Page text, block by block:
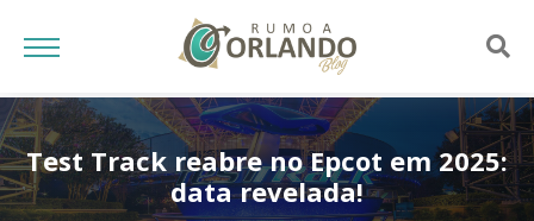
Test Track reabre no Epcot em 2025:
data revelada!